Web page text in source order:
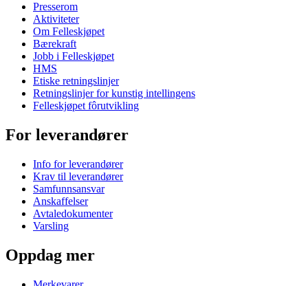
Presserom
Aktiviteter
Om Felleskjøpet
Bærekraft
Jobb i Felleskjøpet
HMS
Etiske retningslinjer
Retningslinjer for kunstig intellingens
Felleskjøpet fôrutvikling
For leverandører
Info for leverandører
Krav til leverandører
Samfunnsansvar
Anskaffelser
Avtaledokumenter
Varsling
Oppdag mer